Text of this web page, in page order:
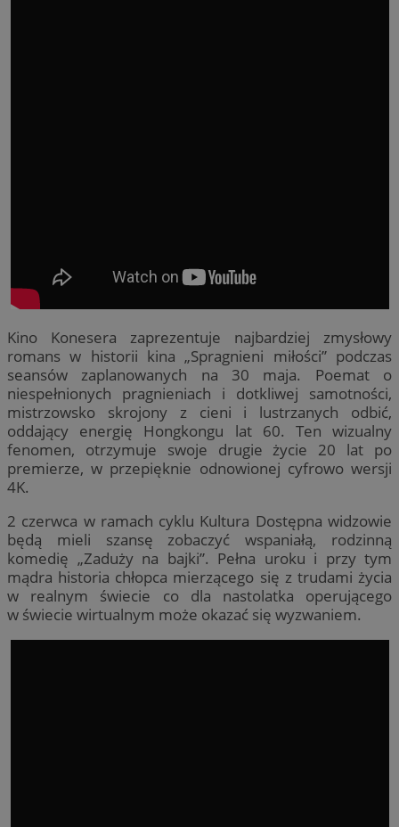
Kino Konesera zaprezentuje najbardziej zmysłowy
romans w historii kina „Spragnieni miłości” podczas
seansów zaplanowanych na 30 maja. Poemat o
niespełnionych pragnieniach i dotkliwej samotności,
mistrzowsko skrojony z cieni i lustrzanych odbić,
oddający energię Hongkongu lat 60. Ten wizualny
fenomen, otrzymuje swoje drugie życie 20 lat po
premierze, w przepięknie odnowionej cyfrowo wersji
4K.
2 czerwca w ramach cyklu Kultura Dostępna widzowie
będą mieli szansę zobaczyć wspaniałą, rodzinną
komedię „Zaduży na bajki”. Pełna uroku i przy tym
mądra historia chłopca mierzącego się z trudami życia
w realnym świecie co dla nastolatka operującego
w świecie wirtualnym może okazać się wyzwaniem.